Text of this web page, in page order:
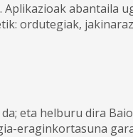
Aplikazioak
ordutegiak,
eta helburu dira
eraginkortasuna